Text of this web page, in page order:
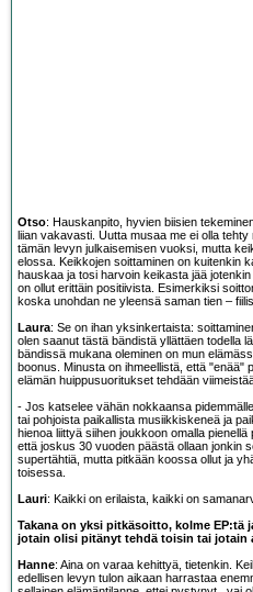
Otso: Hauskanpito, hyvien biisien
liian vakavasti. Uutta musaa me ei olla
tämän levyn julkaisemisen vuoksi, mutta
elossa. Keikkojen soittaminen on kuitenkin
hauskaa ja tosi harvoin keikasta jää
on ollut erittäin positiivista. Esimerkiksi
koska unohdan ne yleensä saman tien –
Laura: Se on ihan yksinkertaista:
olen saanut tästä bändistä yllättäen todella
bändissä mukana oleminen on mun
boonus. Minusta on ihmeellistä, että "enää"
elämän huippusuoritukset tehdään
- Jos katselee vähän nokkaansa
tai pohjoista paikallista musiikkiskeneä ja
hienoa liittyä siihen joukkoon omalla
että joskus 30 vuoden päästä ollaan jonkin
supertähtiä, mutta pitkään koossa ollut ja
toisessa.
Lauri: Kaikki on erilaista, kaikki on
Takana on yksi pitkäsoitto, kolme EP:tä
jotain olisi pitänyt tehdä toisin tai jotain
Hanne: Aina on varaa kehittyä, tietenkin.
edellisen levyn tulon aikaan harrastaa